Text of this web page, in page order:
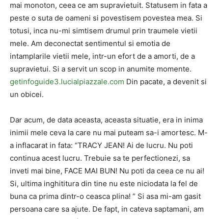
mai monoton, ceea ce am supravietuit. Statusem in fata a
peste o suta de oameni si povestisem povestea mea. Si
totusi, inca nu-mi simtisem drumul prin traumele vietii
mele. Am deconectat sentimentul si emotia de
intamplarile vietii mele, intr-un efort de a amorti, de a
supravietui. Si a servit un scop in anumite momente.
getinfoguide3.lucialpiazzale.com Din pacate, a devenit si
un obicei.
Dar acum, de data aceasta, aceasta situatie, era in inima
inimii mele ceva la care nu mai puteam sa-i amortesc. M-
a inflacarat in fata: “TRACY JEAN! Ai de lucru. Nu poti
continua acest lucru. Trebuie sa te perfectionezi, sa
inveti mai bine, FACE MAI BUN! Nu poti da ceea ce nu ai!
Si, ultima inghititura din tine nu este niciodata la fel de
buna ca prima dintr-o ceasca plina! ” Si asa mi-am gasit
persoana care sa ajute. De fapt, in cateva saptamani, am